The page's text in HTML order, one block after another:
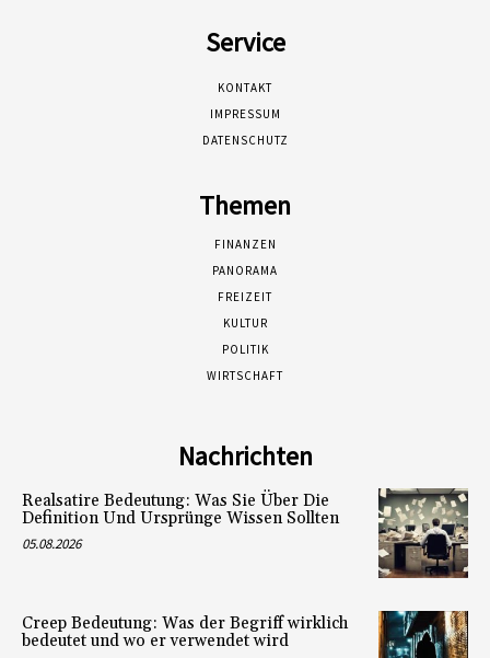
Service
KONTAKT
IMPRESSUM
DATENSCHUTZ
Themen
FINANZEN
PANORAMA
FREIZEIT
KULTUR
POLITIK
WIRTSCHAFT
Nachrichten
Realsatire Bedeutung: Was Sie Über Die
Definition Und Ursprünge Wissen Sollten
05.08.2026
Creep Bedeutung: Was der Begriff wirklich
bedeutet und wo er verwendet wird